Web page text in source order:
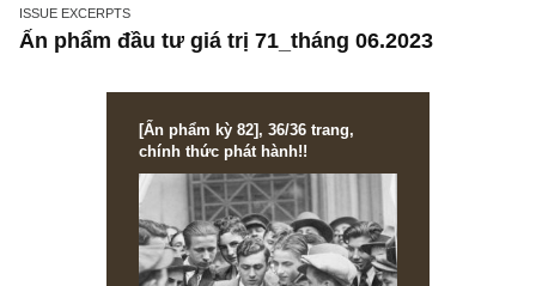
Ấn phẩm đầu tư giá trị 71_tháng 06.2023
[Ấn phẩm kỳ 82], 36/36 trang,
chính thức phát hành!!